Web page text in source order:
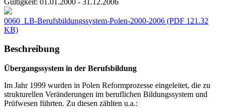
0060_LB-Berufsbildungssystem-Polen-2000-2006 (PDF 121.32
KB)
Beschreibung
Übergangssystem in der Berufsbildung
Im Jahr 1999 wurden in Polen Reformprozesse eingeleitet, die zu
strukturellen Veränderungen im beruflichen Bildungssystem und
Prüfwesen führten. Zu diesen zählten u.a.: